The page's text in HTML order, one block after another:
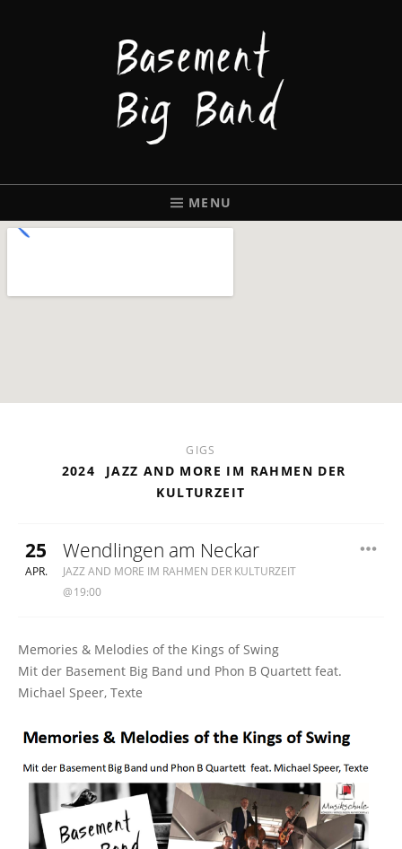
BASEMENT
MENU
GIGS
2024
JAZZ AND MORE IM RAHMEN DER
KULTURZEIT
25
APR.
Wendlingen am Neckar
TREFFPUNKT STADTMITTE, WENDLINGEN
JAZZ AND MORE IM RAHMEN DER KULTURZEIT
19:00
Memories & Melodies of the Kings of Swing
Mit der Basement Big Band und Phon B Quartett feat.
Michael Speer, Texte